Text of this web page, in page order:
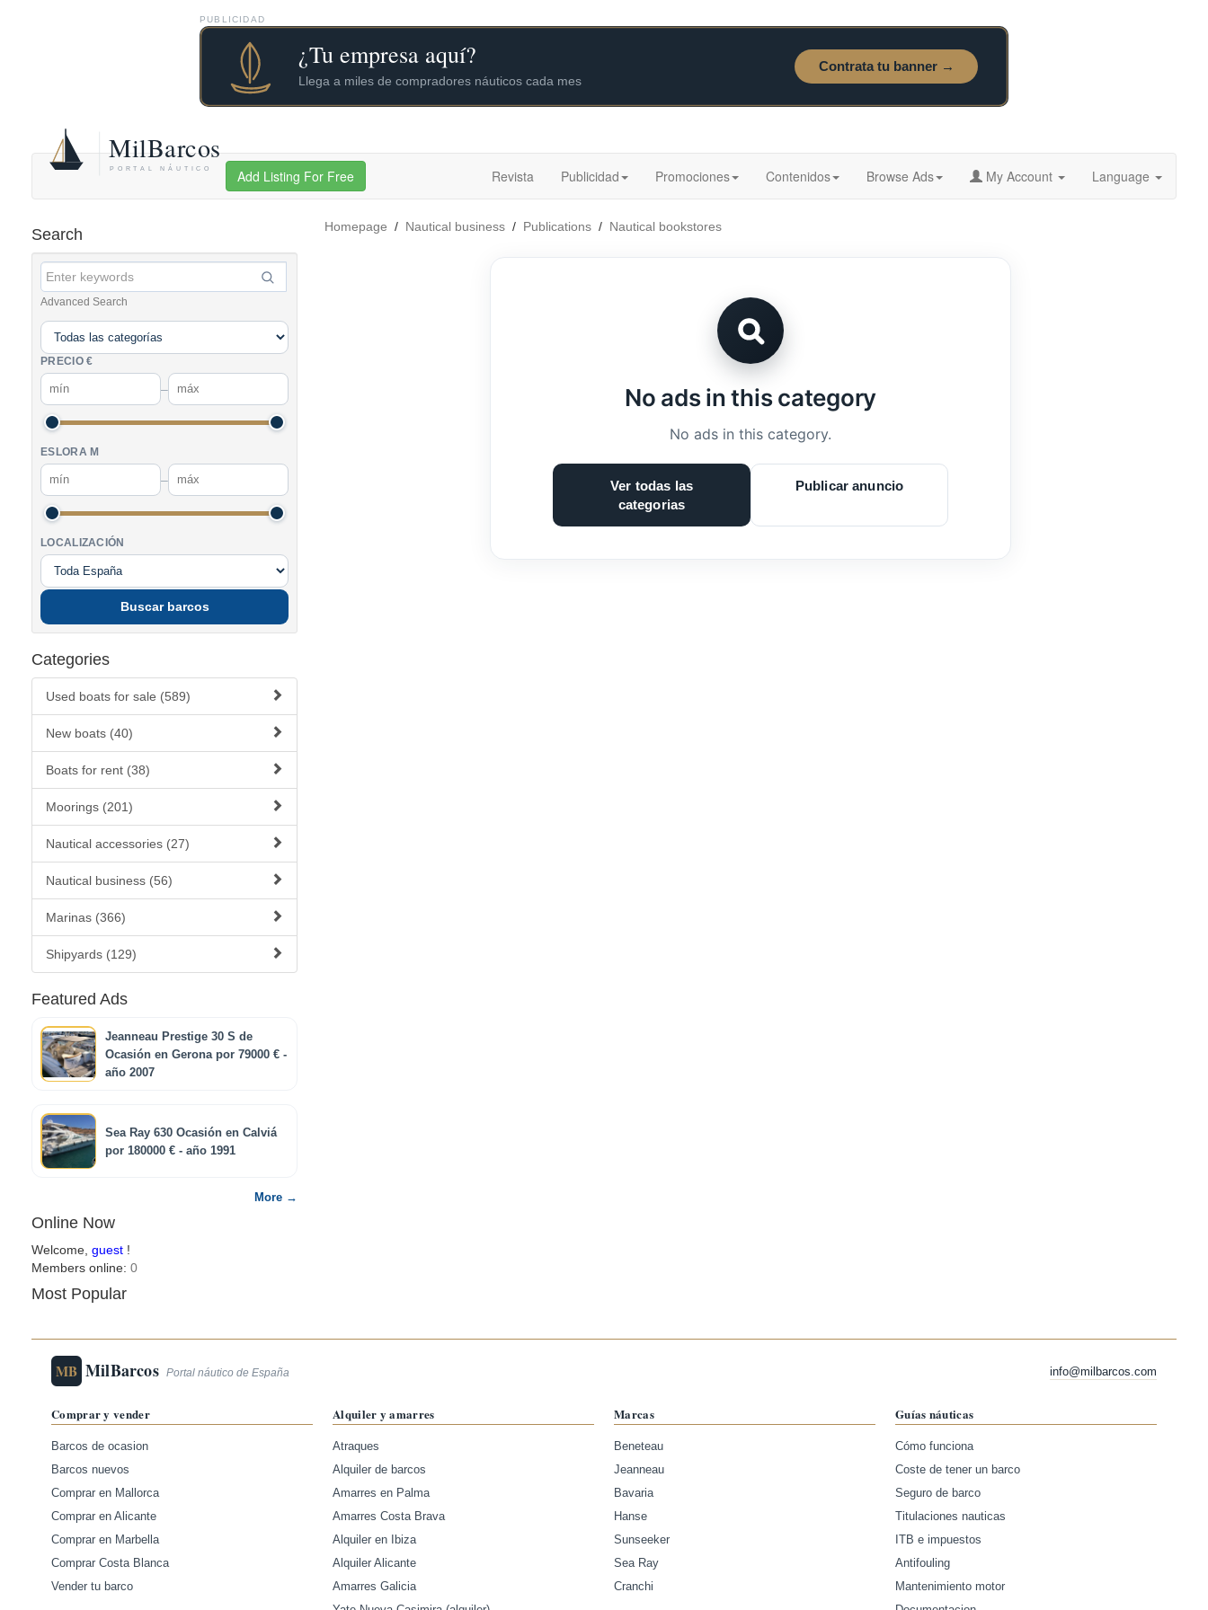
PUBLICIDAD
Add Listing For Free Revista Publicidad Promociones Contenidos Browse Ads My Account Language
Search
Advanced Search
PRECIO €
–
ESLORA M
–
LOCALIZACIÓN
Buscar barcos
Categories
Used boats for sale (589)
New boats (40)
Boats for rent (38)
Moorings (201)
Nautical accessories (27)
Nautical business (56)
Marinas (366)
Shipyards (129)
Featured Ads
Jeanneau Prestige 30 S de
Ocasión en Gerona por 79000 € -
año 2007
Sea Ray 630 Ocasión en Calviá
por 180000 € - año 1991
More →
Online Now
Welcome, guest !
Members online: 0
Most Popular
Homepage / Nautical business / Publications / Nautical bookstores
No ads in this category
No ads in this category.
Ver todas las
categorias
Publicar anuncio
MB MilBarcos Portal náutico de España info@milbarcos.com
Comprar y vender
Barcos de ocasion
Barcos nuevos
Comprar en Mallorca
Comprar en Alicante
Comprar en Marbella
Comprar Costa Blanca
Vender tu barco
Alquiler y amarres
Atraques
Alquiler de barcos
Amarres en Palma
Amarres Costa Brava
Alquiler en Ibiza
Alquiler Alicante
Amarres Galicia
Marcas
Beneteau
Jeanneau
Bavaria
Hanse
Sunseeker
Sea Ray
Cranchi
Guías náuticas
Cómo funciona
Coste de tener un barco
Seguro de barco
Titulaciones nauticas
ITB e impuestos
Antifouling
Mantenimiento motor